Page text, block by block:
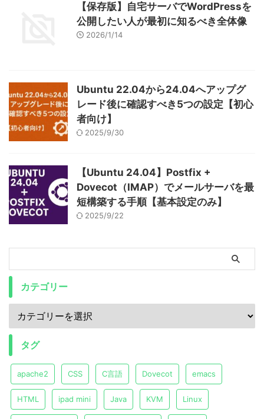
【保存版】自宅サーバでWordPressを
公開したい人が最初に知るべき全体像
2026/1/14
Ubuntu 22.04から24.04へアップグ
レード後に確認すべき5つの設定【初心
者向け】
2025/9/30
【Ubuntu 24.04】Postfix +
Dovecot（IMAP）でメールサーバを最
短構築する手順【基本設定のみ】
2025/9/22
カテゴリー
タグ
apache2 CSS C言語 Dovecot emacs
HTML ipad mini Java KVM Linux